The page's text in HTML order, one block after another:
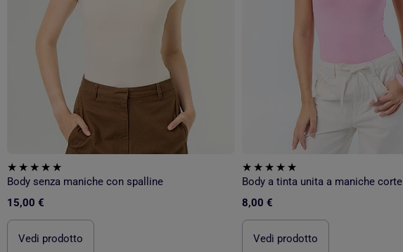
Body senza maniche con spalline
15,00 €
Vedi prodotto
Body a tinta unita a maniche corte
8,00 €
Vedi prodotto